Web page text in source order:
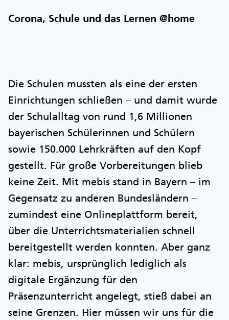
Corona, Schule und das Lernen @home
Die Schulen mussten als eine der ersten
Einrichtungen schließen – und damit wurde
der Schulalltag von rund 1,6 Millionen
bayerischen Schülerinnen und Schülern
sowie 150.000 Lehrkräften auf den Kopf
gestellt. Für große Vorbereitungen blieb
keine Zeit. Mit mebis stand in Bayern – im
Gegensatz zu anderen Bundesländern –
zumindest eine Onlineplattform bereit,
über die Unterrichtsmaterialien schnell
bereitgestellt werden konnten. Aber ganz
klar: mebis, ursprünglich lediglich als
digitale Ergänzung für den
Präsenzunterricht angelegt, stieß dabei an
seine Grenzen. Hier müssen wir uns für die